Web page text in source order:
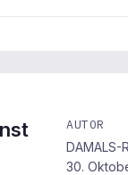
AUTOR
DAMALS-
30.